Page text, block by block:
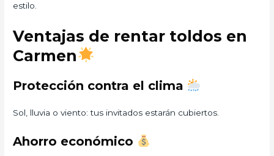
estilo.
Ventajas de rentar toldos en
Carmen
Protección contra el clima
Sol, lluvia o viento: tus invitados estarán cubiertos.
Ahorro económico